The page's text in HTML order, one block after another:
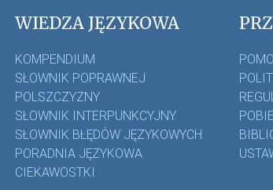
WIEDZA JĘZYKOWA
KOMPENDIUM
SŁOWNIK POPRAWNEJ
POLSZCZYZNY
SŁOWNIK INTERPUNKCYJNY
SŁOWNIK BŁĘDÓW JĘZYKOWYCH
PORADNIA JĘZYKOWA
CIEKAWOSTKI